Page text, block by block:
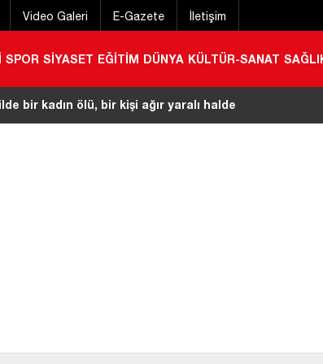
Video Galeri E-Gazete İletişim
SPOR SİYASET EĞİTİM DÜNYA KÜLTÜR-SANAT
bir kadın ölü, bir kişi ağır yaralı halde